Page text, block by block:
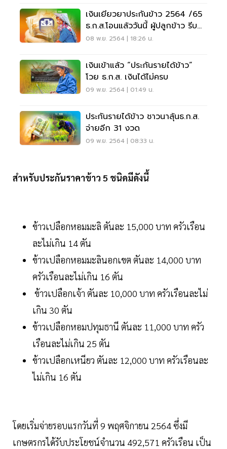
เงินเยียวยาประกันข้าว 2564 /65
ธ.ก.ส.โอนแล้ววันนี้ ผู้ปลูกข้าว รีบ
เช็คด่วน
08 พ.ย. 2564 | 18:26 น.
เงินเข้าแล้ว “ประกันรายได้ข้าว”
โวย ธ.ก.ส. เงินได้ไม่ครบ
09 พ.ย. 2564 | 01:49 น.
ประกันรายได้ข้าว ชาวนาลุ้นธ.ก.ส.
จ่ายอีก 31 งวด
09 พ.ย. 2564 | 08:33 น.
สำหรับประกันราคาข้าว 5 ชนิดมีดังนี้
ข้าวเปลือกหอมมะลิ ตันละ 15,000 บาท ครัวเรือน
ละไม่เกิน 14 ตัน
ข้าวเปลือกหอมมะลินอกเขต ตันละ 14,000 บาท
ครัวเรือนละไม่เกิน 16 ตัน
ข้าวเปลือกเจ้า ตันละ 10,000 บาท ครัวเรือนละไม่
เกิน 30 ตัน
ข้าวเปลือกหอมปทุมธานี ตันละ 11,000 บาท ครัว
เรือนละไม่เกิน 25 ตัน
ข้าวเปลือกเหนียว ตันละ 12,000 บาท ครัวเรือนละ
ไม่เกิน 16 ตัน
โดยเริ่มจ่ายรอบแรกวันที่ 9 พฤศจิกายน 2564 ซึ่งมี
เกษตรกรได้รับประโยชน์จำนวน 492,571 ครัวเรือน เป็น